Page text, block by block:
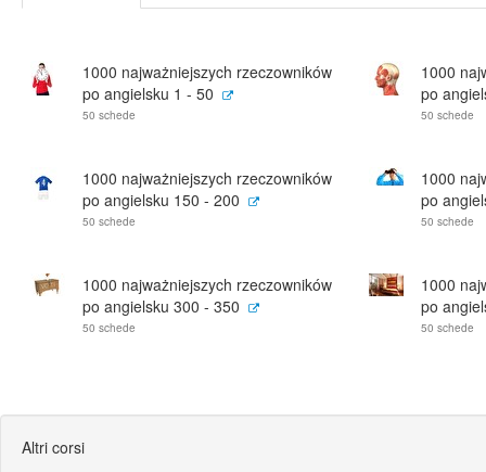
1000 najważniejszych rzeczowników
po angielsku 1 - 50
50 schede
1000
po
50 schede
1000 najważniejszych rzeczowników
po angielsku 150 - 200
50 schede
1000
po
50 schede
1000 najważniejszych rzeczowników
po angielsku 300 - 350
50 schede
1000
po
50 schede
Altri corsi